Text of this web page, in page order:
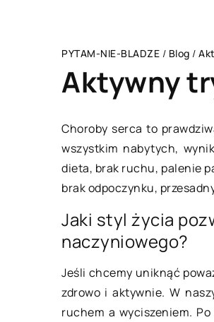
PYTAM-NIE-BLADZE / Blog /
Aktywny
Choroby serca to
wszystkim nabytych,
dieta, brak ruchu, palenie
brak odpoczynku,
Jaki styl życia
naczyniowego?
Jeśli chcemy uniknąć
zdrowo i aktywnie. W
ruchem a wyciszeniem.